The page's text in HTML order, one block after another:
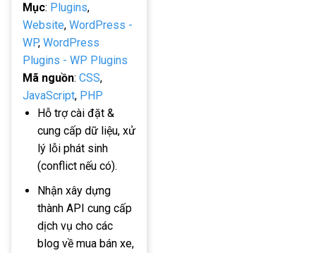
Mục: Plugins,
Website, WordPress -
WP, WordPress
Plugins - WP Plugins
Mã nguồn: CSS,
JavaScript, PHP
Hỗ trợ cài đặt &
cung cấp dữ liệu, xử
lý lỗi phát sinh
(conflict nếu có).
Nhận xây dựng
thành API cung cấp
dịch vụ cho các
blog về mua bán xe,